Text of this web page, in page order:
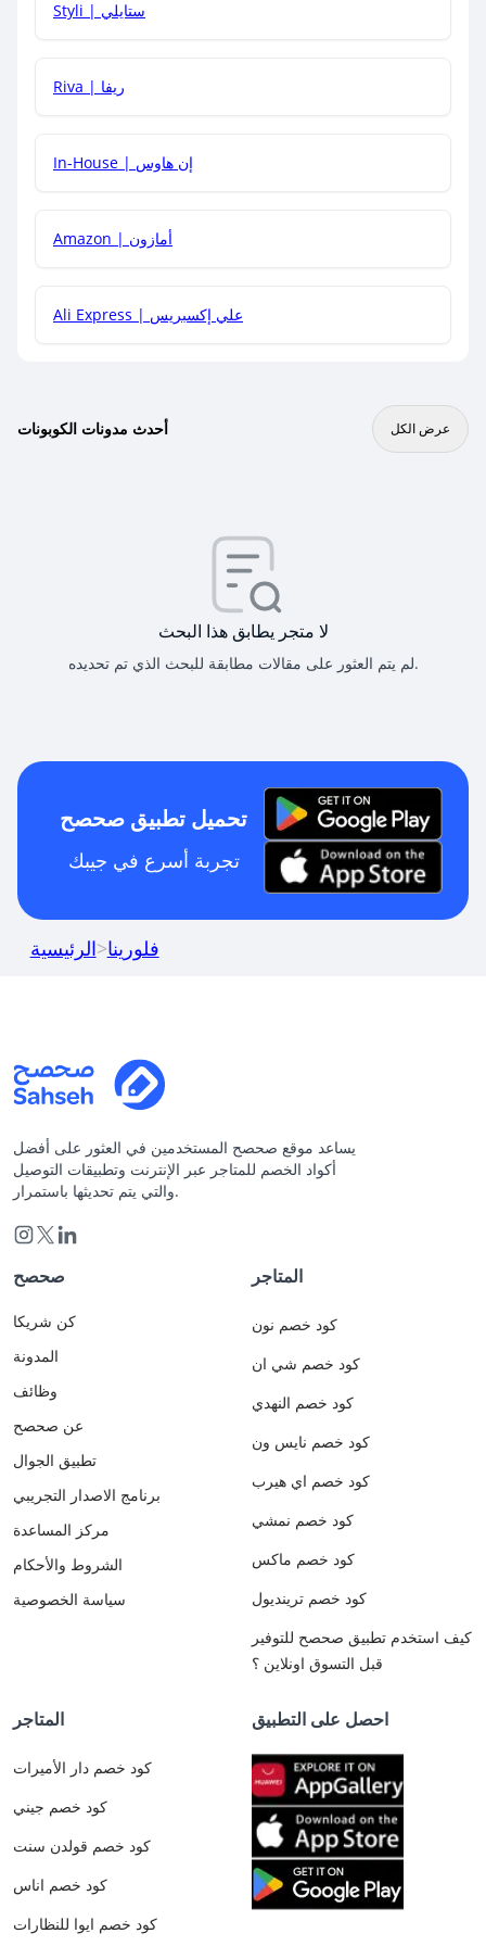
هل يمكنني جمع كود خصم مع العروض الأخرى؟
Styli | ستايلي
Riva | ريفا
In-House | إن هاوس
Amazon | أمازون
Ali Express | علي إكسبريس
أحدث مدونات الكوبونات عرض الكل
لا متجر يطابق هذا البحث
لم يتم العثور على مقالات مطابقة للبحث الذي تم تحديده.
تحميل تطبيق صحصح
تجربة أسرع في جيبك
الرئيسية>فلورينا
يساعد موقع صحصح المستخدمين في العثور على أفضل
أكواد الخصم للمتاجر عبر الإنترنت وتطبيقات التوصيل
والتي يتم تحديثها باستمرار.
صحصح
كن شريكا
المدونة
وظائف
عن صحصح
تطبيق الجوال
برنامج الاصدار التجريبي
مركز المساعدة
الشروط والأحكام
سياسة الخصوصية
المتاجر
كود خصم نون
كود خصم شي ان
كود خصم النهدي
كود خصم نايس ون
كود خصم اي هيرب
كود خصم نمشي
كود خصم ماكس
كود خصم ترينديول
كيف استخدم تطبيق صحصح للتوفير
قبل التسوق اونلاين ؟
المتاجر
كود خصم دار الأميرات
كود خصم جيني
كود خصم قولدن سنت
كود خصم اناس
كود خصم ايوا للنظارات
احصل على التطبيق